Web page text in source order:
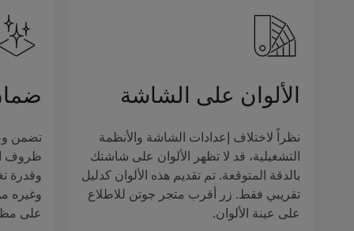
الألوان على الشاشة
نظراً لاختلاف إعدادات الشاشة والأنظمة
التشغيلية، قد لا تظهر الألوان على شاشتك
بالدقة المتوقعة. تم تقديم هذه الألوان كدليل
تقريبي فقط. زر أقرب متجر جوتن للاطلاع
على عينة الألوان.
تضمن
ظروف
وقدرة
وغيره
على